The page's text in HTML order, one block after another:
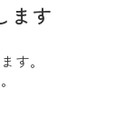
ます
す。